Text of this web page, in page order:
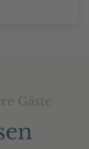
Gäste